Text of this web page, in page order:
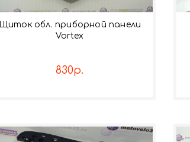
Щиток обл. приборной панели
Vortex
830р.